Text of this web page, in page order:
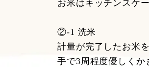
お米はキッチンスケ
②-1 洗米
計量が完了したお米
手で3周程度優しくか